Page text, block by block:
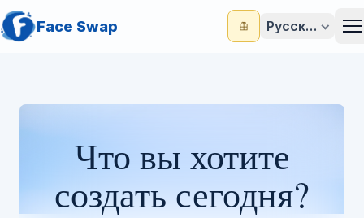
Face Swap Русский
Что вы хотите
создать сегодня?